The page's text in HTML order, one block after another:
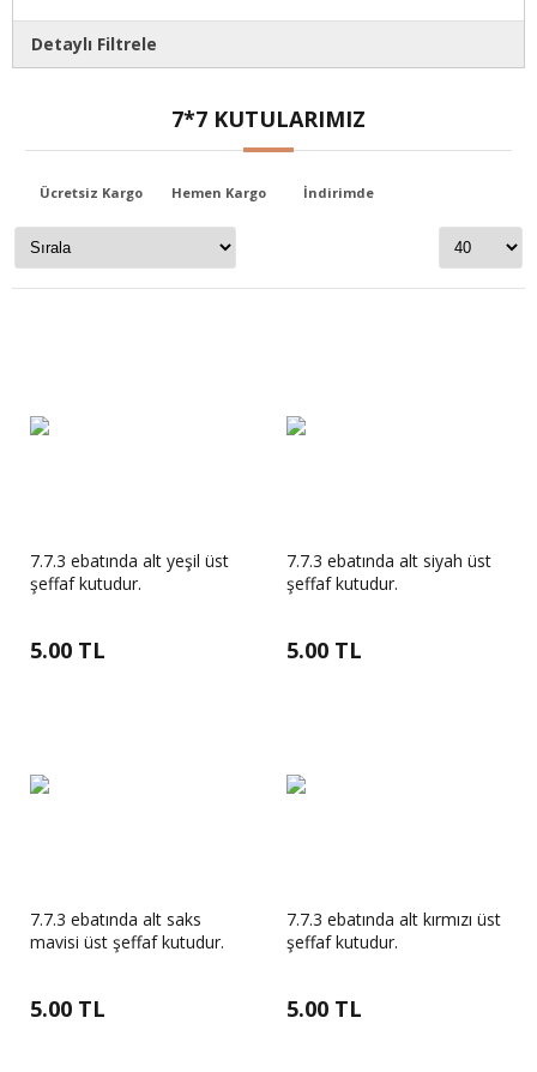
Detaylı Filtrele
Kutudankutuya
Stok Durumu
Stokta var
Stokta yok
7*7 KUTULARIMIZ
Ücretsiz Kargo Hemen Kargo İndirimde
7.7.3 ebatında alt yeşil üst
şeffaf kutudur.
5.00 TL
7.7.3 ebatında alt siyah üst
şeffaf kutudur.
5.00 TL
7.7.3 ebatında alt saks
mavisi üst şeffaf kutudur.
5.00 TL
7.7.3 ebatında alt kırmızı üst
şeffaf kutudur.
5.00 TL